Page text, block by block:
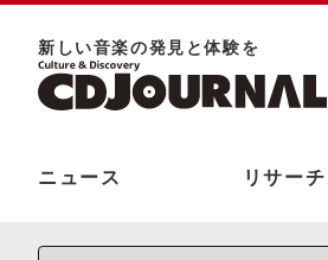
新しい⾳楽の発⾒と体験を
ニュース リサーチ